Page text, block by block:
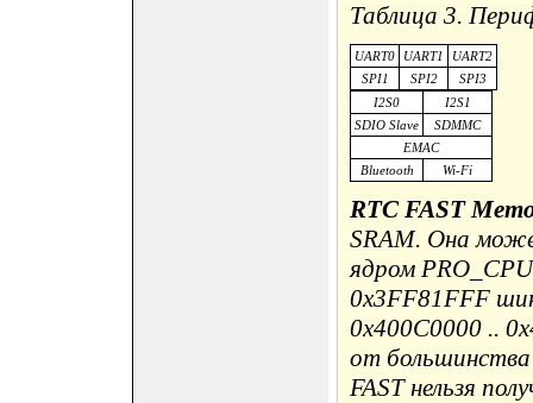
Таблица 3.
UART0 UART1
UART2
SPI1
SPI2
SPI3
I2S0
I2S1
SDIO Slave
SDMMC
EMAC
Bluetooth
Wi-Fi
RTC FAST
SRAM. Она
ядром
0x3FF81FFF
0x400C0000 ..
от
FAST нельзя